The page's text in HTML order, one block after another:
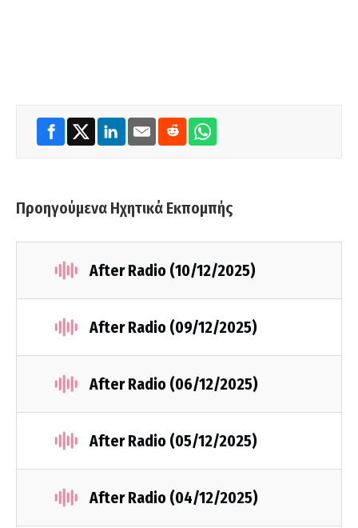
Προηγούμενα Ηχητικά Εκπομπής
After Radio (10/12/2025)
After Radio (09/12/2025)
After Radio (06/12/2025)
After Radio (05/12/2025)
After Radio (04/12/2025)